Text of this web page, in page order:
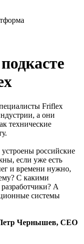
Friflex
а они
технические
российские
если уже есть
и времени нужно,
С какими
А
системы
Чернышев, CEO